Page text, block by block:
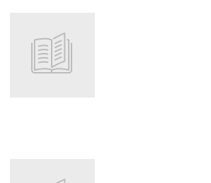
Root